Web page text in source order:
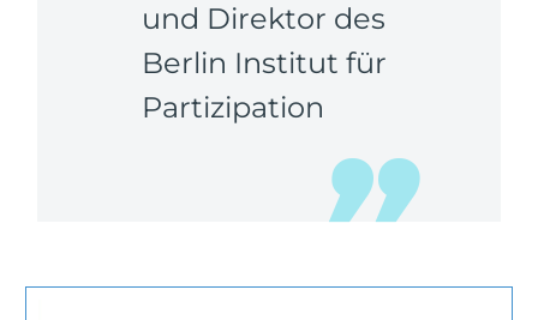
und Direktor des
Berlin Institut für
Partizipation